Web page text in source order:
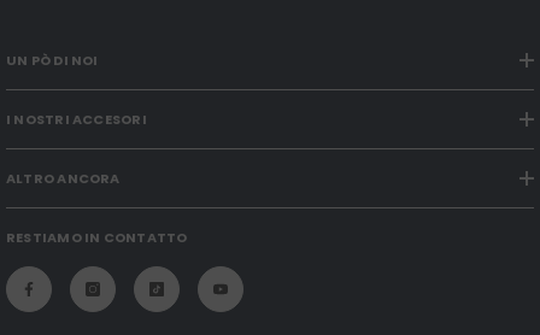
UN PÒ DI NOI
I NOSTRI ACCESORI
ALTRO ANCORA
RESTIAMO IN CONTATTO